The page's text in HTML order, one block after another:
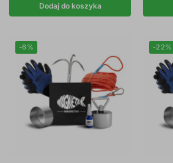
Dodaj do koszyka
-6% -22%